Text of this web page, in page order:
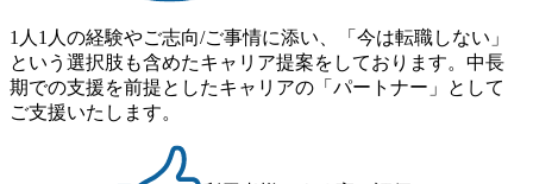
果、なりたいキャリアを反映できるｐｊにアサインしても
らえる ・シンプレクスというテクノロジーに強い部隊がい
るため、エンジニアの視点からも協業しクライアントへ価
値提供できる ・デリバリー中心の案件もあればセールス中
心の案件もあり、個々の裁量や得意領域に合わせた売り上
げの立て方を選べる ここ1年で社員数60名⇒100名超、売上
なるため、入居基準を満たす女性には住宅手当を支給しま
す。 住宅手当は、一般賃貸物件を従業員が契約し、規程で
定める金額を会社が支払います。 その他： 採用時や転勤等
による引っ越し費用は、会社が負担します。 2026年8月18日
(火) 19:00～20:00 2026年8月13日(木) 16:00 応募をご検討され
ている方を対象に、会社説明会を実施予定です。 ● 求人名
・【富山】半導体製造装置の生産エンジニア(製造・生産工
1人1人の経験やご志向/ご事情に添い、「今は転職しない」
という選択肢も含めたキャリア提案をしております。中長
期での支援を前提としたキャリアの「パートナー」として
ご支援いたします。